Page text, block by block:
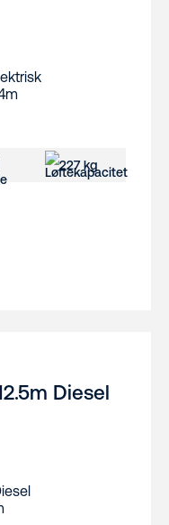
227 kg
Diesel